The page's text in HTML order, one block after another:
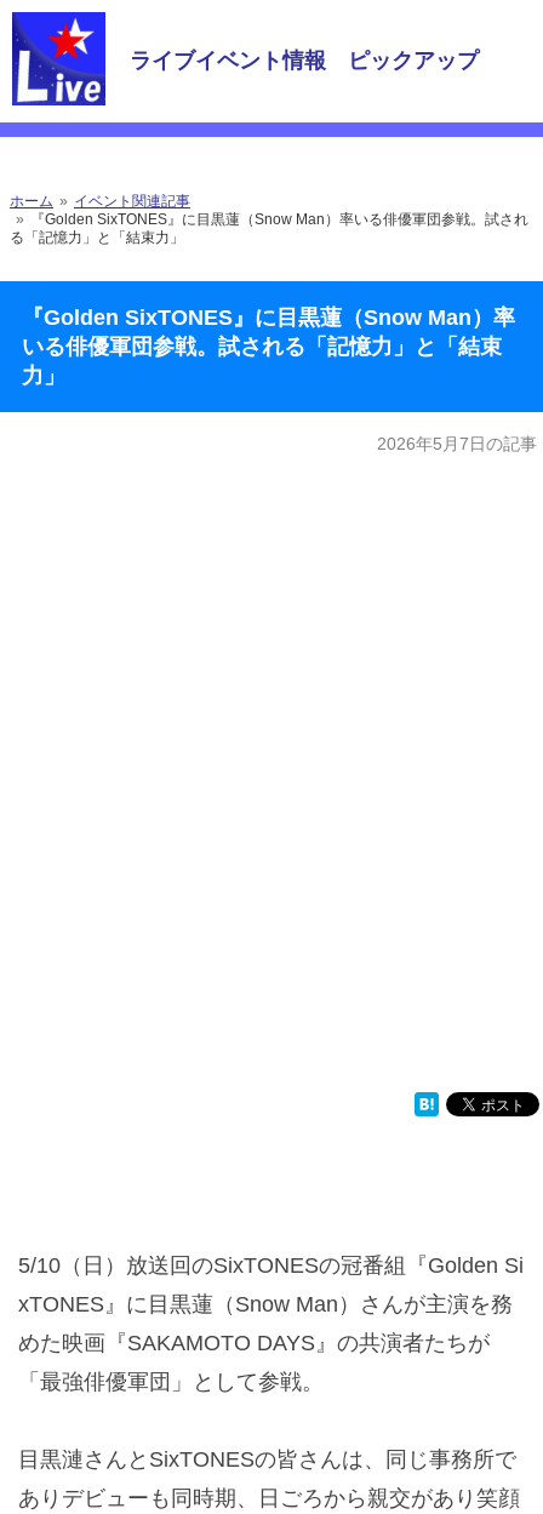
ライブイベント情報 ピックアップ
ホーム
イベント関連記事
『Golden SixTONES』に目黒蓮（Snow Man）率いる俳優軍団参戦。試され
る「記憶力」と「結束力」
『Golden SixTONES』に目黒蓮（Snow Man）率
いる俳優軍団参戦。試される「記憶力」と「結束
力」
2026年5月7日の記事
5/10（日）放送回のSixTONESの冠番組『Golden Si
xTONES』に目黒蓮（Snow Man）さんが主演を務
めた映画『SAKAMOTO DAYS』の共演者たちが
「最強俳優軍団」として参戦。
目黒漣さんとSixTONESの皆さんは、同じ事務所で
ありデビューも同時期、日ごろから親交があり笑顔